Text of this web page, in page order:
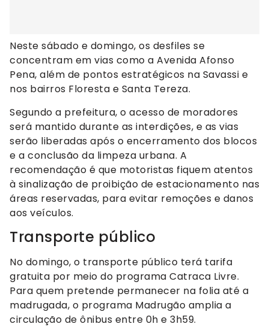
Neste sábado e domingo, os desfiles se
concentram em vias como a Avenida Afonso
Pena, além de pontos estratégicos na Savassi e
nos bairros Floresta e Santa Tereza.
Segundo a prefeitura, o acesso de moradores
será mantido durante as interdições, e as vias
serão liberadas após o encerramento dos blocos
e a conclusão da limpeza urbana. A
recomendação é que motoristas fiquem atentos
à sinalização de proibição de estacionamento nas
áreas reservadas, para evitar remoções e danos
aos veículos.
Transporte público
No domingo, o transporte público terá tarifa
gratuita por meio do programa Catraca Livre.
Para quem pretende permanecer na folia até a
madrugada, o programa Madrugão amplia a
circulação de ônibus entre 0h e 3h59.